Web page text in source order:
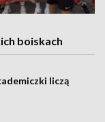
boiskach
liczą